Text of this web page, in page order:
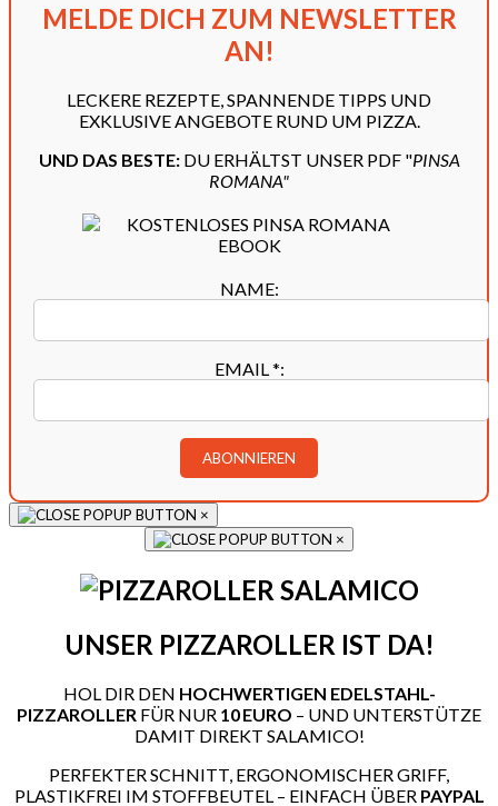
MELDE DICH ZUM NEWSLETTER
AN!
LECKERE REZEPTE, SPANNENDE TIPPS UND
EXKLUSIVE ANGEBOTE RUND UM PIZZA.
UND DAS BESTE:DU ERHÄLTST UNSER PDF "PINSA
ROMANA"
NAME:
EMAIL*:
×
×
UNSER PIZZAROLLER IST DA!
HOL DIR DEN HOCHWERTIGEN EDELSTAHL-
PIZZAROLLER FÜR NUR 10 EURO – UND UNTERSTÜTZE
DAMIT DIREKT SALAMICO!
PERFEKTER SCHNITT, ERGONOMISCHER GRIFF,
PLASTIKFREI IM STOFFBEUTEL – EINFACH ÜBER PAYPAL